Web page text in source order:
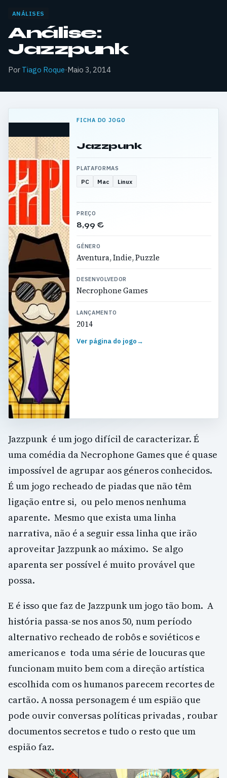
ANÁLISES
Análise:
Jazzpunk
Por Tiago Roque·Maio 3, 2014
FICHA DO JOGO
Jazzpunk
PLATAFORMAS
PC Mac Linux
PREÇO
8,99 €
GÉNERO
Aventura, Indie, Puzzle
DESENVOLVEDOR
Necrophone Games
LANÇAMENTO
2014
Ver página do jogo→
Jazzpunk é um jogo difícil de caracterizar. É
uma comédia da Necrophone Games que é quase
impossível de agrupar aos géneros conhecidos.
É um jogo recheado de piadas que não têm
ligação entre si, ou pelo menos nenhuma
aparente. Mesmo que exista uma linha
narrativa, não é a seguir essa linha que irão
aproveitar Jazzpunk ao máximo. Se algo
aparenta ser possível é muito provável que
possa.
E é isso que faz de Jazzpunk um jogo tão bom. A
história passa-se nos anos 50, num período
alternativo recheado de robôs e soviéticos e
americanos e toda uma série de loucuras que
funcionam muito bem com a direção artística
escolhida com os humanos parecem recortes de
cartão. A nossa personagem é um espião que
pode ouvir conversas políticas privadas , roubar
documentos secretos e tudo o resto que um
espião faz.